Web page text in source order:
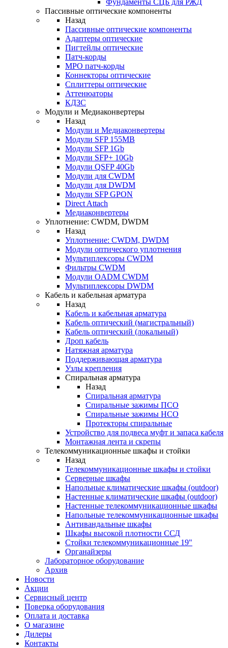
Фундаменты СЦБ для РЖД
Пассивные оптические компоненты
Назад
Пассивные оптические компоненты
Адаптеры оптические
Пигтейлы оптические
Патч-корды
MPO патч-корды
Коннекторы оптические
Сплиттеры оптические
Аттенюаторы
КДЗС
Модули и Медиаконвертеры
Назад
Модули и Медиаконвертеры
Модули SFP 155MB
Модули SFP 1Gb
Модули SFP+ 10Gb
Модули QSFP 40Gb
Модули для CWDM
Модули для DWDM
Модули SFP GPON
Direct Attach
Медиаконвертеры
Уплотнение: CWDM, DWDM
Назад
Уплотнение: CWDM, DWDM
Модули оптического уплотнения
Мультиплексоры CWDM
Фильтры CWDM
Модули OADM CWDM
Мультиплексоры DWDM
Кабель и кабельная арматура
Назад
Кабель и кабельная арматура
Кабель оптический (магистральный)
Кабель оптический (локальный)
Дроп кабель
Натяжная арматура
Поддерживающая арматура
Узлы крепления
Спиральная арматура
Назад
Спиральная арматура
Спиральные зажимы ПСО
Спиральные зажимы НСО
Протекторы спиральные
Устройство для подвеса муфт и запаса кабеля
Монтажная лента и скрепы
Телекоммуникационные шкафы и стойки
Назад
Телекоммуникационные шкафы и стойки
Серверные шкафы
Напольные климатические шкафы (outdoor)
Настенные климатические шкафы (outdoor)
Настенные телекоммуникационные шкафы
Напольные телекоммуникационные шкафы
Антивандальные шкафы
Шкафы высокой плотности ССД
Стойки телекоммуникационные 19"
Органайзеры
Лабораторное оборудование
Архив
Новости
Акции
Сервисный центр
Поверка оборудования
Оплата и доставка
О магазине
Дилеры
Контакты